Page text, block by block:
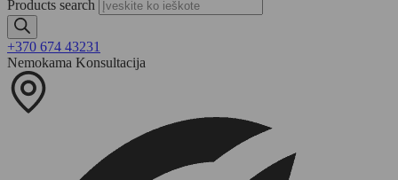
Products search
+370 674 43231
Nemokama Konsultacija